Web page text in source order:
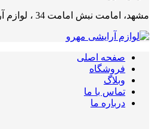
مشهد، امامت نبش امامت 34 ، لوازم آرایش مهرو
صفحه اصلی
فروشگاه
وبلاگ
تماس با ما
درباره ما